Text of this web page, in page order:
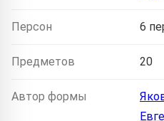
Персон 6
Предметов 20
Автор формы